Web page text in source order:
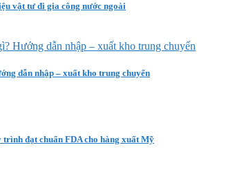
vật tư đi gia công nước ngoài
dẫn nhập – xuất kho trung chuyển
đạt chuẩn FDA cho hàng xuất Mỹ